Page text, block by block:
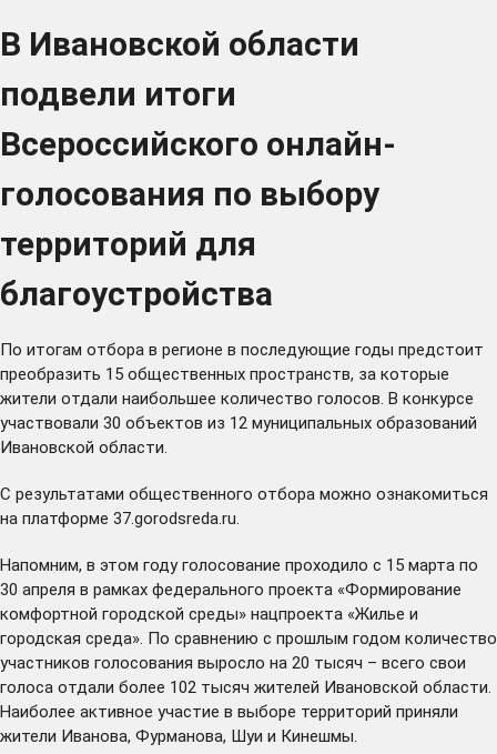
В Ивановской области
подвели итоги
Всероссийского онлайн-
голосования по выбору
территорий для
благоустройства
По итогам отбора в регионе в последующие годы предстоит
преобразить 15 общественных пространств, за которые
жители отдали наибольшее количество голосов. В конкурсе
участвовали 30 объектов из 12 муниципальных образований
Ивановской области.
С результатами общественного отбора можно ознакомиться
на платформе 37.gorodsreda.ru
Напомним, в этом году голосование проходило с 15 марта по
30 апреля в рамках федерального проекта «Формирование
комфортной городской среды» нацпроекта «Жилье и
городская среда». По сравнению с прошлым годом количество
участников голосования выросло на 20 тысяч – всего свои
голоса отдали более 102 тысяч жителей Ивановской области.
Наиболее активное участие в выборе территорий приняли
жители Иванова, Фурманова, Шуи и Кинешмы.